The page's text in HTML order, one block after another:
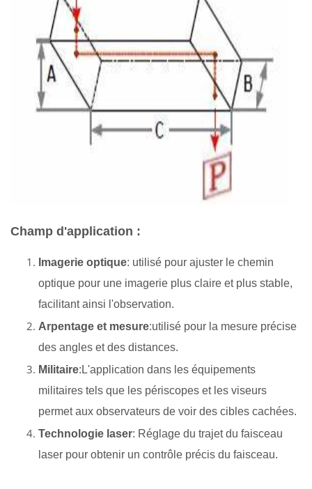
Champ d'application :
Imagerie optique: utilisé pour ajuster le chemin
optique pour une imagerie plus claire et plus stable,
facilitant ainsi l'observation.
Arpentage et mesure:utilisé pour la mesure précise
des angles et des distances.
Militaire:L'application dans les équipements
militaires tels que les périscopes et les viseurs
permet aux observateurs de voir des cibles cachées.
Technologie laser: Réglage du trajet du faisceau
laser pour obtenir un contrôle précis du faisceau.